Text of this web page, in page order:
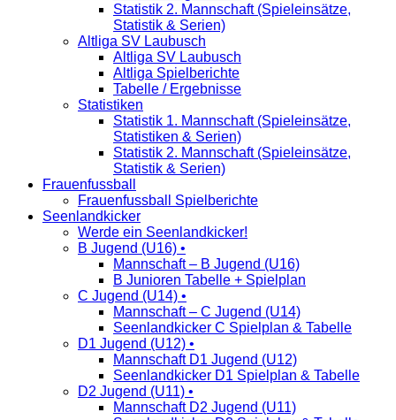
Statistik 2. Mannschaft (Spieleinsätze,
Statistik & Serien)
Altliga SV Laubusch
Altliga SV Laubusch
Altliga Spielberichte
Tabelle / Ergebnisse
Statistiken
Statistik 1. Mannschaft (Spieleinsätze,
Statistiken & Serien)
Statistik 2. Mannschaft (Spieleinsätze,
Statistik & Serien)
Frauenfussball
Frauenfussball Spielberichte
Seenlandkicker
Werde ein Seenlandkicker!
B Jugend (U16) •
Mannschaft – B Jugend (U16)
B Junioren Tabelle + Spielplan
C Jugend (U14) •
Mannschaft – C Jugend (U14)
Seenlandkicker C Spielplan & Tabelle
D1 Jugend (U12) •
Mannschaft D1 Jugend (U12)
Seenlandkicker D1 Spielplan & Tabelle
D2 Jugend (U11) •
Mannschaft D2 Jugend (U11)